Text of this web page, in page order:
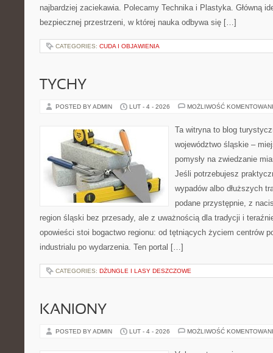
najbardziej zaciekawia. Polecamy Technika i Plastyka. Główną
bezpiecznej przestrzeni, w której nauka odbywa się […]
CATEGORIES: CUDA I OBJAWIENIA
TYCHY
POSTED BY ADMIN LUT - 4 - 2026 MOŻLIWOŚĆ
Ta witryna to blog
województwo śląskie –
pomysły na zwiedzanie
Jeśli potrzebujesz
wypadów albo dłuższych
podane przystępnie, z
region śląski bez przesady, ale z uważnością dla tradycji i
opowieści stoi bogactwo regionu: od tętniących życiem centrów
industrialu po wydarzenia. Ten portal […]
CATEGORIES: DŻUNGLE I LASY DESZCZOWE
KANIONY
POSTED BY ADMIN LUT - 4 - 2026 MOŻLIWOŚĆ